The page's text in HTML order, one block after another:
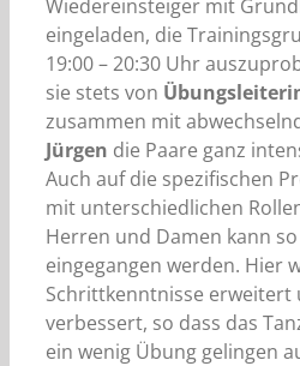
Wiedereinsteiger mit
eingeladen, die
19:00 – 20:30 Uhr
sie stets von
zusammen mit
Jürgen die Paare ganz
Auch auf die spezifischen
mit unterschiedlichen
Herren und Damen kann
eingegangen werden. Hier
Schrittkenntnisse erweitert
verbessert, so dass das
ein wenig Übung gelingen